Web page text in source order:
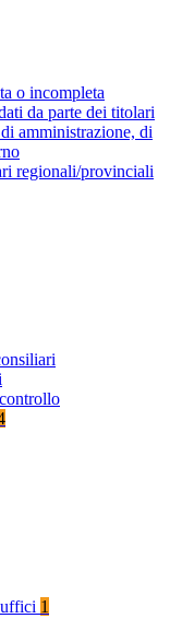
o incompleta
da parte dei titolari
amministrazione, di
regionali/provinciali
1